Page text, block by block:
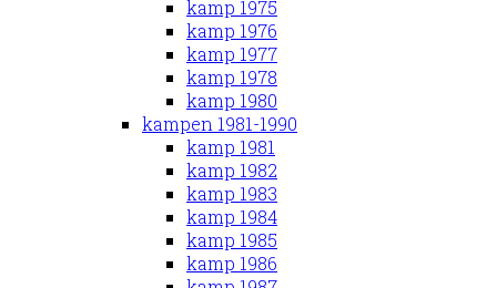
kamp 1975
kamp 1976
kamp 1977
kamp 1978
kamp 1980
kampen 1981-1990
kamp 1981
kamp 1982
kamp 1983
kamp 1984
kamp 1985
kamp 1986